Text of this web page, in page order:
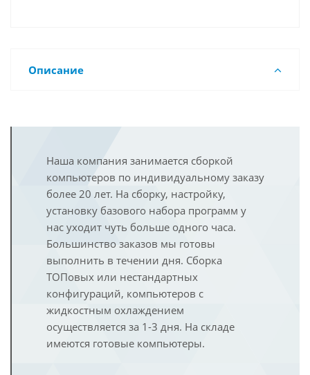
Описание
Наша компания занимается сборкой
компьютеров по индивидуальному заказу
более 20 лет. На сборку, настройку,
установку базового набора программ у
нас уходит чуть больше одного часа.
Большинство заказов мы готовы
выполнить в течении дня. Сборка
ТОПовых или нестандартных
конфигураций, компьютеров с
жидкостным охлаждением
осуществляется за 1-3 дня. На складе
имеются готовые компьютеры.